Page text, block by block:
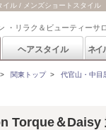
イル / メンズショートスタイル
・リラク＆ビューティーサ
ヘアスタイル ネイ
関東トップ> 代官山・中目
Torque＆Daisy